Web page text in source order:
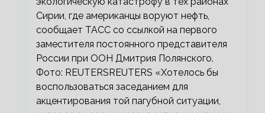
Сирии, где американцы воруют нефть,
сообщает ТАСС со ссылкой на первого
заместителя постоянного представителя
России при ООН Дмитрия Полянского.
Фото: REUTERSREUTERS «Хотелось бы
воспользоваться заседанием для
акцентирования той пагубной ситуации,